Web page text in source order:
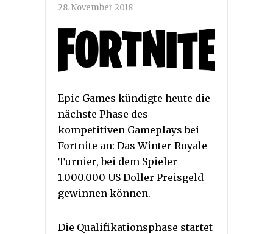
28. November 2018
Epic Games kündigte heute die
nächste Phase des
kompetitiven Gameplays bei
Fortnite an: Das Winter Royale-
Turnier, bei dem Spieler
1.000.000 US Doller Preisgeld
gewinnen können.
Die Qualifikationsphase startet